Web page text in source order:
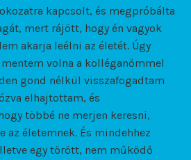
kapcsolt, és megpróbálta
mert rájött, hogy én vagyok
akarja leélni az életét. Úgy
volna a kolléganőmmel
gond nélkül visszafogadtam
elhajtottam, és
többé ne merjen keresni,
az életemnek. És mindehhez
egy törött, nem működő